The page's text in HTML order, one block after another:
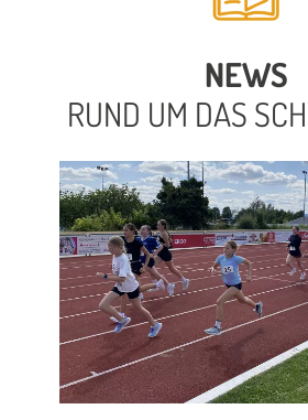
NEWS
RUND UM DAS